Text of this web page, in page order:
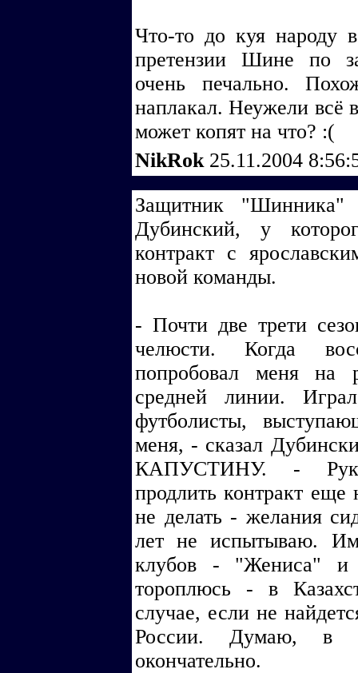
Что-то до куя народу
претензии Шине по
очень печально.
наплакал. Неужели всё
может копят на что? :(
NikRok 25.11.2004
Защитник "Шинника"
Дубинский, у
контракт с
новой команды.
- Почти две трети
челюсти. Когда
попробовал меня на
средней линии.
футболисты,
меня, - сказал
КАПУСТИНУ. -
продлить контракт еще
не делать - желания
лет не испытываю.
клубов - "Жениса" и
тороплюсь - в
случае, если не
России. Думаю, в
окончательно.